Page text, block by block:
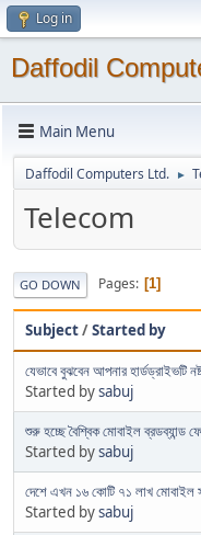
Log in
Daffodil
Main Menu
Daffodil Computers Ltd. ►
Telecom
GO DOWN Pages 1
Subject/Started by
যেভাবে বুঝবেন আপনার হার্ডড্রাইভটি
Started bysabuj
শুরু হচ্ছে বৈশ্বিক মোবাইল ব্রডব্যান্ড
Started bysabuj
দেশে এখন ১৬ কোটি ৭১ লাখ মোবাইল
Started bysabuj